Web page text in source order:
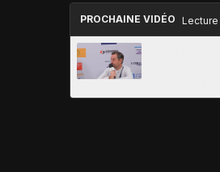
PROCHAINE VIDÉO